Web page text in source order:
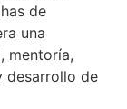
de
una
mentoría,
desarrollo de